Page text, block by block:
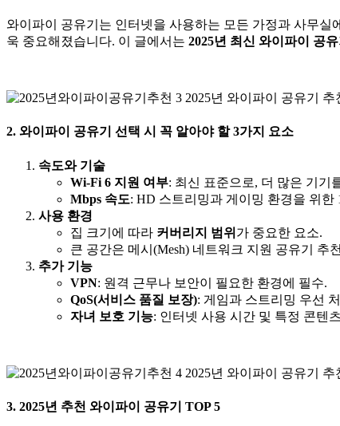
와이파이 공유기는 인터넷을 사용하는 모든 가정과 사무
욱 중요해졌습니다. 이 글에서는 2025년 최신 와이파이 공
2. 와이파이 공유기 선택 시 꼭 알아야 할 3가지 요소
속도와 기술
Wi-Fi 6 지원 여부: 최신 표준으로, 더 많은 기기
Mbps 속도: HD 스트리밍과 게이밍 환경을 위한
사용 환경
집 크기에 따라 커버리지 범위 가 중요한 요소.
큰 공간은 메시(Mesh) 네트워크 지원 공유기 추
추가 기능
VPN: 원격 근무나 보안이 필요한 환경에 필수.
QoS(서비스 품질 보장): 게임과 스트리밍 우선
자녀 보호 기능: 인터넷 사용 시간 및 특정 콘텐
3. 2025년 추천 와이파이 공유기 TOP 5